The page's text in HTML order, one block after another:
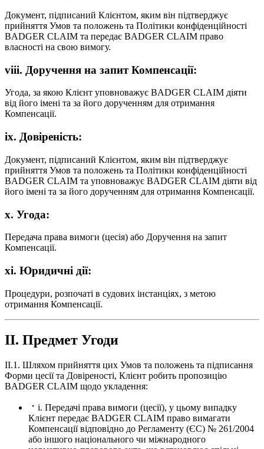
Документ, підписаний Клієнтом, яким він підтверджує
прийняття Умов та положень та Політики конфіденційності
BADGER CLAIM та передає BADGER CLAIM право
власності на свою вимогу.
viii. Доручення на запит Компенсації:
Угода, за якою Клієнт уповноважує BADGER CLAIM діяти
від його імені та за його дорученням для отримання
Компенсації.
ix. Довіреність:
Документ, підписаний Клієнтом, яким він підтверджує
прийняття Умов та положень та Політики конфіденційності
BADGER CLAIM та уповноважує BADGER CLAIM діяти від
його імені та за його дорученням для отримання Компенсації.
x. Угода:
Передача права вимоги (цесія) або Доручення на запит
Компенсації.
xi. Юридичні дії:
Процедури, розпочаті в судових інстанціях, з метою
отримання Компенсації.
II. Предмет Угоди
II.1. Шляхом прийняття цих Умов та положень та підписання
Форми цесії та Довіреності, Клієнт робить пропозицію
BADGER CLAIM щодо укладення:
i. Передачі права вимоги (цесії), у цьому випадку
Клієнт передає BADGER CLAIM право вимагати
Компенсації відповідно до Регламенту (ЄС) № 261/2004
або іншого національного чи міжнародного